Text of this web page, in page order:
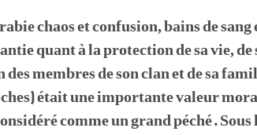
chaos et confusion, bains de
quant à la protection de sa vie, de
des membres de son clan et de sa
était une importante valeur
comme un grand péché. Sous